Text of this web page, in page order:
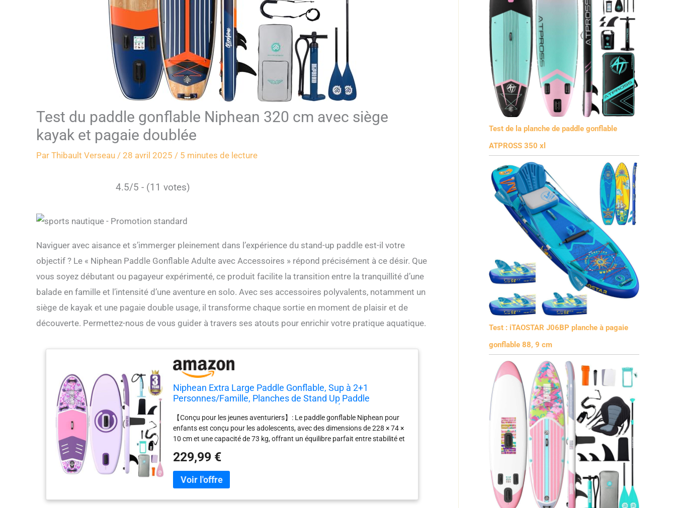
Test du paddle gonflable Niphean 320 cm avec siège
kayak et pagaie doublée
Par Thibault Verseau / 28 avril 2025 / 5 minutes de lecture
4.5/5 - (11 votes)
Naviguer avec aisance et s’immerger pleinement dans l’expérience du stand-up paddle est-il votre
objectif ? Le « Niphean Paddle Gonflable Adulte avec Accessoires » répond précisément à ce désir. Que
vous soyez débutant ou pagayeur expérimenté, ce produit facilite la transition entre la tranquillité d’une
balade en famille et l’intensité d’une aventure en solo. Avec ses accessoires polyvalents, notamment un
siège de kayak et une pagaie double usage, il transforme chaque sortie en moment de plaisir et de
découverte. Permettez-nous de vous guider à travers ses atouts pour enrichir votre pratique aquatique.
Niphean Extra Large Paddle Gonflable, Sup à 2+1
Personnes/Famille, Planches de Stand Up Paddle
Étanche, Paddle Gonflable Adulte, Cadeaux
【Conçu pour les jeunes aventuriers】: Le paddle gonflable Niphean pour
enfants est conçu pour les adolescents, avec des dimensions de 228 × 74 ×
10 cm et une capacité de 73 kg, offrant un équilibre parfait entre stabilité et
facile à manier. Le paddle enfant Niphean soutient les jeunes de manière
fiable pour profiter pleinement de chaque sortie sur l’eau ! 【Sécurité et
stabilité renforcées】: Le stand up paddle gonflable pour enfant Niphean
temps humide. Avec sa zone antidérapante, le paddle gonflable enfant
229,99 €
Test de la planche de paddle gonflable
ATPROSS 350 xl
Test : iTAOSTAR J06BP planche à pagaie
gonflable 88, 9 cm